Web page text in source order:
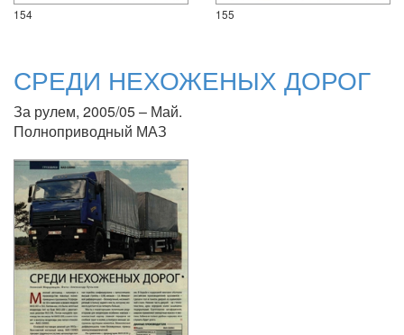
154 155
СРЕДИ НЕХОЖЕНЫХ ДОРОГ
За рулем, 2005/05 – Май.
Полноприводный МАЗ